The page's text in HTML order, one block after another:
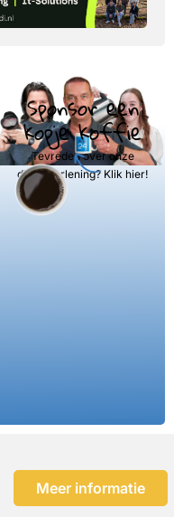
Sponsor een
kopje koffie
Tevreden over onze
dienstverlening? Klik hier!
Meer informatie